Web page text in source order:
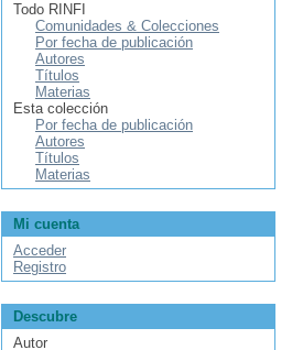
Todo RINFI
Comunidades & Colecciones
Por fecha de publicación
Autores
Títulos
Materias
Esta colección
Por fecha de publicación
Autores
Títulos
Materias
Mi cuenta
Acceder
Registro
Descubre
Autor